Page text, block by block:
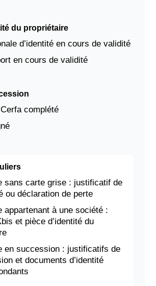
du propriétaire
d’identité en cours de validité
en cours de validité
complété
sans carte grise : justificatif de
ou déclaration de perte
appartenant à une société :
et pièce d’identité du
en succession : justificatifs de
et documents d’identité